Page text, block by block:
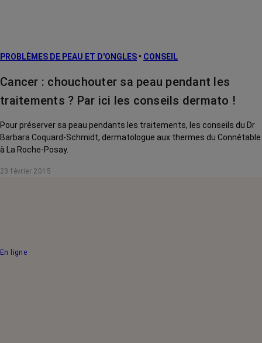
PROBLÈMES DE PEAU ET D'ONGLES • CONSEIL
Cancer : chouchouter sa peau pendant les
traitements ? Par ici les conseils dermato !
Pour préserver sa peau pendants les traitements, les conseils du Dr
Barbara Coquard-Schmidt, dermatologue aux thermes du Connétable
à La Roche-Posay.
23 février 2015
En ligne